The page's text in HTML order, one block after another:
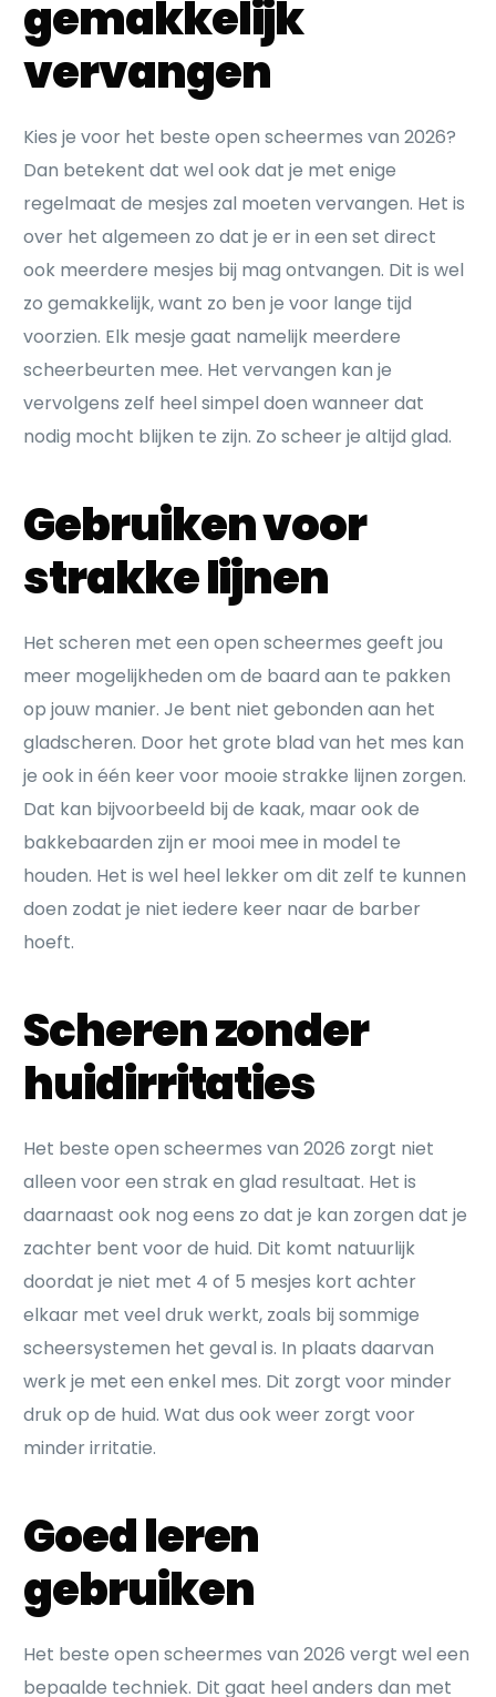
gemakkelijk
vervangen
Kies je voor het beste open scheermes van 2026?
Dan betekent dat wel ook dat je met enige
regelmaat de mesjes zal moeten vervangen. Het is
over het algemeen zo dat je er in een set direct
ook meerdere mesjes bij mag ontvangen. Dit is wel
zo gemakkelijk, want zo ben je voor lange tijd
voorzien. Elk mesje gaat namelijk meerdere
scheerbeurten mee. Het vervangen kan je
vervolgens zelf heel simpel doen wanneer dat
nodig mocht blijken te zijn. Zo scheer je altijd glad.
Gebruiken voor
strakke lijnen
Het scheren met een open scheermes geeft jou
meer mogelijkheden om de baard aan te pakken
op jouw manier. Je bent niet gebonden aan het
gladscheren. Door het grote blad van het mes kan
je ook in één keer voor mooie strakke lijnen zorgen.
Dat kan bijvoorbeeld bij de kaak, maar ook de
bakkebaarden zijn er mooi mee in model te
houden. Het is wel heel lekker om dit zelf te kunnen
doen zodat je niet iedere keer naar de barber
hoeft.
Scheren zonder
huidirritaties
Het beste open scheermes van 2026 zorgt niet
alleen voor een strak en glad resultaat. Het is
daarnaast ook nog eens zo dat je kan zorgen dat je
zachter bent voor de huid. Dit komt natuurlijk
doordat je niet met 4 of 5 mesjes kort achter
elkaar met veel druk werkt, zoals bij sommige
scheersystemen het geval is. In plaats daarvan
werk je met een enkel mes. Dit zorgt voor minder
druk op de huid. Wat dus ook weer zorgt voor
minder irritatie.
Goed leren
gebruiken
Het beste open scheermes van 2026 vergt wel een
bepaalde techniek. Dit gaat heel anders dan met